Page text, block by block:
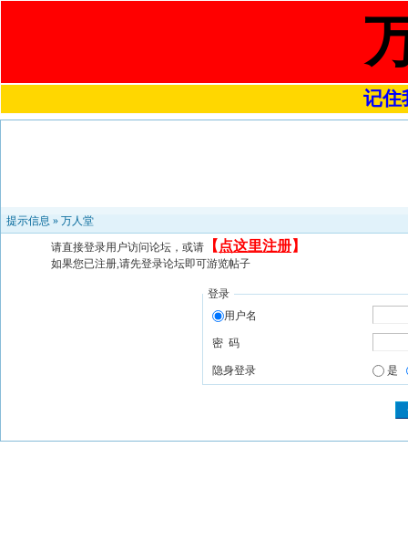
记住
提示信息 » 万人堂
请直接登录用户访问论坛，或请 【 点这里注册】
如果您已注册,请先登录论坛即可游览帖子
登录
用户名
密 码
隐身登录 是